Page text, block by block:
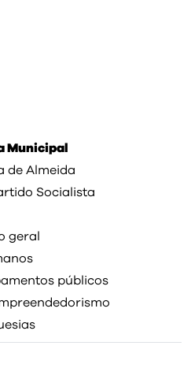
Municipal
de Almeida
Socialista
geral
públicos